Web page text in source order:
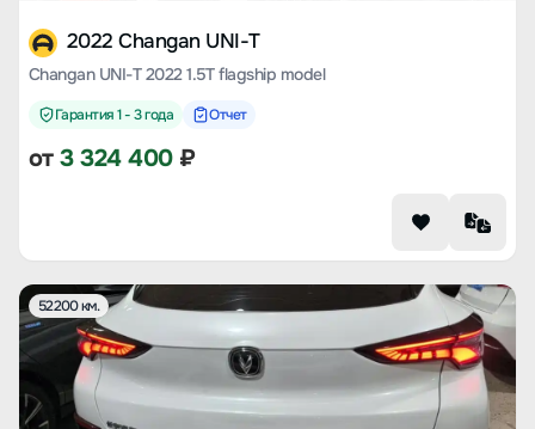
2022 Changan UNI-T
Changan UNI-T 2022 1.5T flagship model
Гарантия 1 - 3 года Отчет
от3 324 400₽
52200 км.